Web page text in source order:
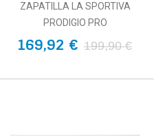
ZAPATILLA LA SPORTIVA
PRODIGIO PRO
169,92 € 199,90 €